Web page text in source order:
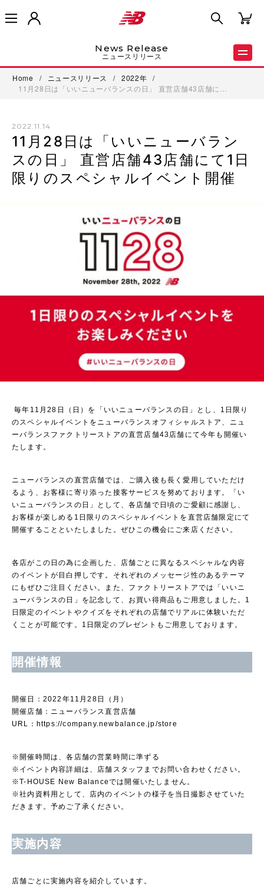
News Release
ニュースリリース
Home / ニュースリリース / 2022年
/
11月28日は「いいニューバランスの日」 直営店舗43店舗に…
2022.11.14
11月28日は「いいニューバラン
スの日」 直営店舗43店舗にて1日
限りのスペシャルイベント開催
毎年11月28日（日）を「いいニューバランスの日」とし、1日限り
のスペシャルイベントをニューバランスオフィシャルストア、ニュ
ーバランスファクトリーストアの直営店舗43店舗にて今年も開催い
たします。
ニューバランスの直営店舗では、ご購入後も長く愛用していただけ
るよう、お客様に寄り添った接客サービスを努めております。「い
いニューバランスの日」として、各店舗で日頃のご愛顧に感謝し、
お客様が楽しめる1日限りのスペシャルイベントを直営店舗限定にて
開催することといたしました。ぜひこの機会にご来店ください。
各店がこの日の為に企画した、店舗ごとに異なるスペシャルな内容
のイベントが目白押しです。それぞれのメッセージ性のあるテーマ
にもぜひご注目ください。また、ファクトリーストアでは「いいニ
ューバランスの日」を記念して、お買い得商品もご用意しました。1
日限定のイベントやクイズをそれぞれの店舗でリアルに体験いただ
くことが可能です。1日限定のプレゼントもご用意しております。
開催情報
開催日：2022年11月28日（月）
開催店舗：ニューバランス直営店舗
URL： https://company.newbalance.jp/store
※開催時間は、各店舗の営業時間に準ずる
※イベント内容詳細は、店舗スタッフまでお問い合わせください。
※T-HOUSE New Balanceでは開催いたしません。
※社内資料用として、店内のイベントの様子を当日撮影させていた
だきます。予めご了承ください。
実施内容
店舗ごとに実施内容を紹介しています。